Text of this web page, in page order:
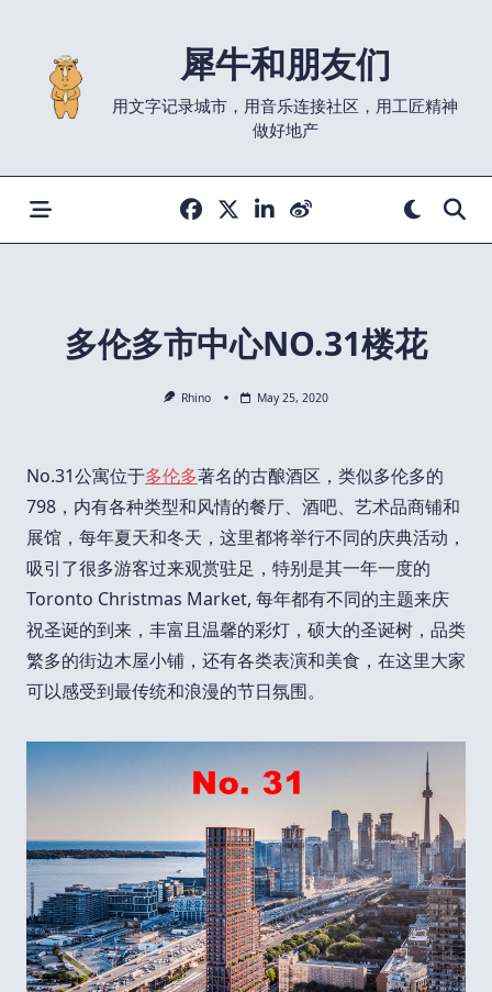
content
犀牛和朋友们
用文字记录城市，用音乐连接社区，用工匠精神
做好地产
多伦多市中心NO.31楼花
Rhino May 25, 2020
No.31公寓位于多伦多著名的古酿酒区，类似多伦多的
798，内有各种类型和风情的餐厅、酒吧、艺术品商铺和
展馆，每年夏天和冬天，这里都将举行不同的庆典活动，
吸引了很多游客过来观赏驻足，特别是其一年一度的
Toronto Christmas Market, 每年都有不同的主题来庆
祝圣诞的到来，丰富且温馨的彩灯，硕大的圣诞树，品类
繁多的街边木屋小铺，还有各类表演和美食，在这里大家
可以感受到最传统和浪漫的节日氛围。